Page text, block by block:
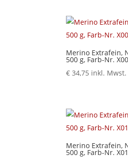
Merino Extrafein,
500 g, Farb-Nr.
€ 34,75 inkl. Mwst.
Merino Extrafein,
500 g, Farb-Nr.